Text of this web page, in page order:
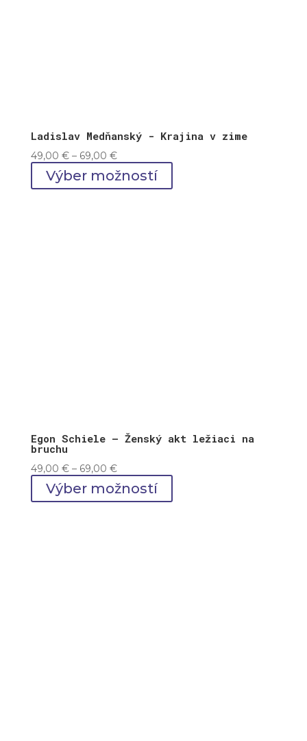
Ladislav Medňanský - Krajina v zime
49,00 € – 69,00 €Price
range:
49,00 €
Výber možností
Egon Schiele – Ženský akt ležiaci na
bruchu
49,00 € – 69,00 €Price
range:
49,00 €
Výber možností